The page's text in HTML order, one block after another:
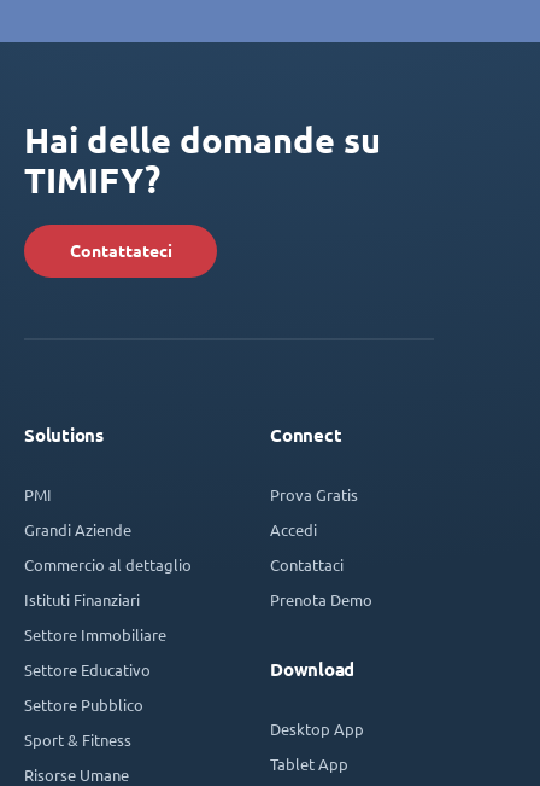
Hai delle domande su
TIMIFY?
Contattateci
Solutions
PMI
Grandi Aziende
Commercio al dettaglio
Istituti Finanziari
Settore Immobiliare
Settore Educativo
Settore Pubblico
Sport & Fitness
Risorse Umane
Connect
Prova Gratis
Accedi
Contattaci
Prenota Demo
Download
Desktop App
Tablet App